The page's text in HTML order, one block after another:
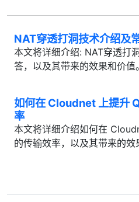
NAT穿透打洞技术介绍及
本文将详细介绍: NAT穿透打
答，以及其带来的效果和价值。
如何在 Cloudnet 上提升
率
本文将详细介绍如何在
的传输效率，以及其带来的效